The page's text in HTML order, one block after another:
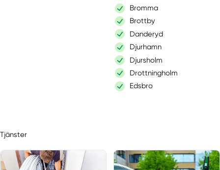
Bromma
Brottby
Danderyd
Djurhamn
Djursholm
Drottningholm
Edsbro
Färentuna
Farsta
Tjänster